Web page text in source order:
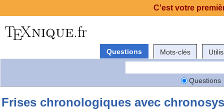
Questions Mots-clés
Questions
Frises chronologiques avec chronosys
C'est votre